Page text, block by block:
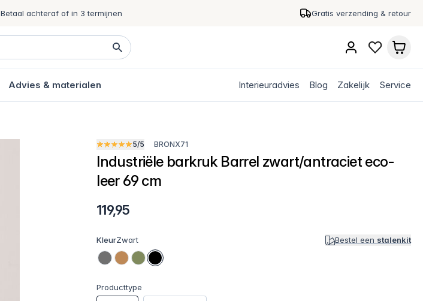
Betaal achteraf of in 3 termijnen Gratis verzending & retour
Advies & materialen Interieuradvies Blog Zakelijk Service
5/5 BRONX71
Industriële barkruk Barrel zwart/antraciet eco-
leer 69 cm
119,95
KleurZwart Bestel een stalenkit
Producttype